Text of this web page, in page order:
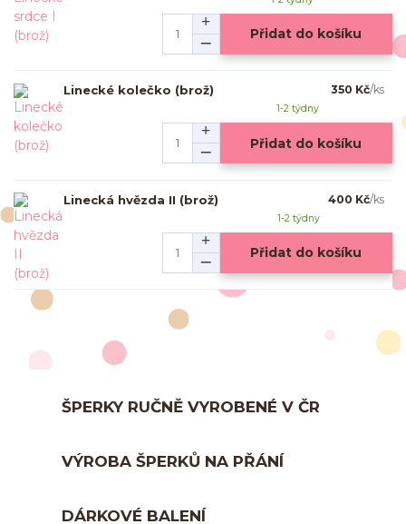
Přidat do košíku
Linecké kolečko (brož) 350 Kč/ks
1-2 týdny
Přidat do košíku
Linecká hvězda II (brož) 400 Kč/ks
1-2 týdny
Přidat do košíku
ŠPERKY RUČNĚ VYROBENÉ V ČR
VÝROBA ŠPERKŮ NA PŘÁNÍ
DÁRKOVÉ BALENÍ